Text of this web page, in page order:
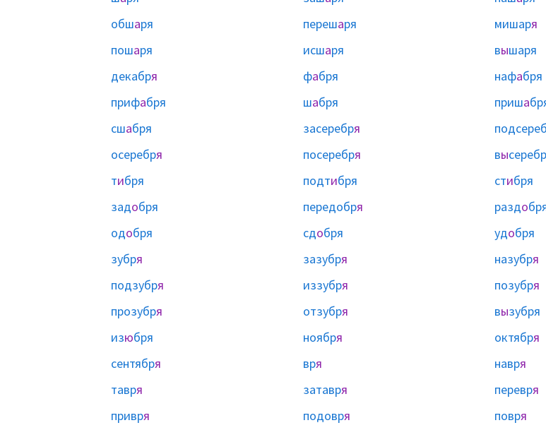
обшаря перешаря мишаря
пошаря исшаря вышаря
декабря фабря нафабря
прифабря шабря приша
сшабря засеребря
осеребря посеребря вы
тибря подтибря стибря
задобря передобря раздо
одобря сдобря удобря
зубря зазубря назубря
подзубря иззубря позубря
прозубря отзубря вызубря
изюбря ноября октября
сентября вря навря
тавря затавря перевря
привря подовря повря